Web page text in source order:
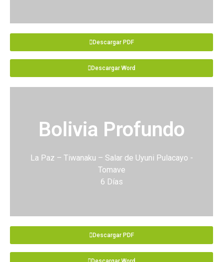
Descargar PDF
Descargar Word
Bolivia Profundo
La Paz – Tiwanaku – Salar de Uyuni Pulacayo -
Tomave
6 Días
Descargar PDF